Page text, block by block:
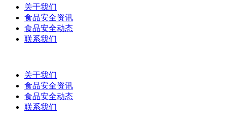
关于我们
食品安全资讯
食品安全动态
联系我们
关于我们
食品安全资讯
食品安全动态
联系我们